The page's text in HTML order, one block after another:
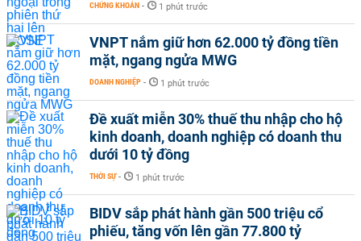
CHỨNG KHOÁN - 1 phút trước
VNPT nắm giữ hơn 62.000 tỷ đồng tiền
mặt, ngang ngửa MWG
DOANH NGHIỆP - 1 phút trước
Đề xuất miễn 30% thuế thu nhập cho hộ
kinh doanh, doanh nghiệp có doanh thu
dưới 10 tỷ đồng
THỜI SỰ - 1 phút trước
BIDV sắp phát hành gần 500 triệu cổ
phiếu, tăng vốn lên gần 77.800 tỷ